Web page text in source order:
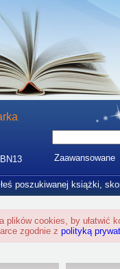
Zaawansowane
poszukiwanej książki,
plików cookies, by ułatwić
zgodnie z polityką